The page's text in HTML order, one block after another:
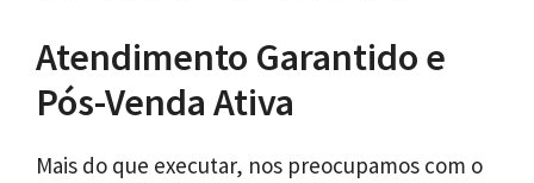
Atendimento Garantido e
Pós-Venda Ativa
Mais do que executar, nos preocupamos com o